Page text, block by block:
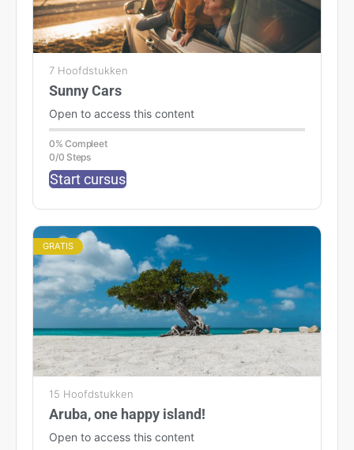
7 Hoofdstukken
Sunny Cars
Open to access this content
0% Compleet
0/0 Steps
Start cursus
GRATIS
15 Hoofdstukken
Aruba, one happy island!
Open to access this content